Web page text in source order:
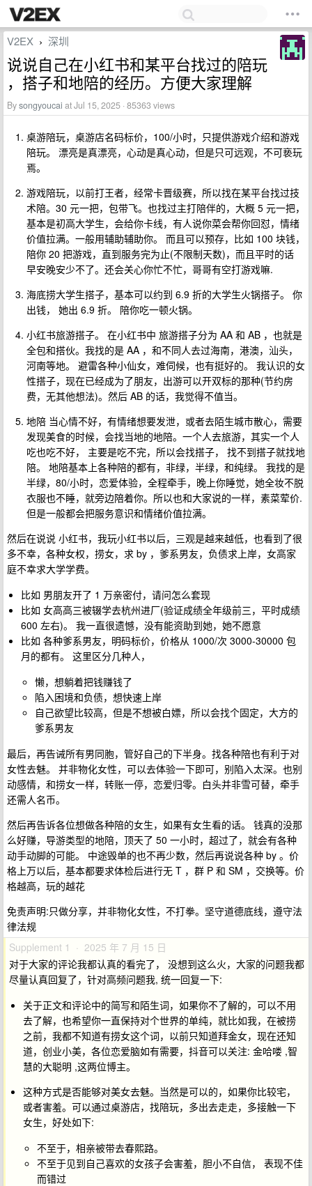
V2EX › 深圳
说说自己在小红书和某平台找过的陪玩
，搭子和地陪的经历。方便大家理解
Bysongyoucai at Jul 15, 2025 · 85363 views
桌游陪玩，桌游店名码标价，100/小时，只提供游戏介绍和游戏
陪玩。 漂亮是真漂亮，心动是真心动，但是只可远观，不可亵玩
焉。
游戏陪玩，以前打王者，经常卡晋级赛，所以找在某平台找过技
术陪。30 元一把，包带飞。也找过主打陪伴的，大概 5 元一把，
基本是初高大学生，会给你卡线，有人说你菜会帮你回怼，情绪
价值拉满。一般用辅助辅助你。 而且可以预存，比如 100 块钱，
陪你 20 把游戏，直到服务完为止(不限制天数)，而且平时的话
早安晚安少不了。还会关心你忙不忙，哥哥有空打游戏嘛.
海底捞大学生搭子，基本可以约到 6.9 折的大学生火锅搭子。 你
出钱， 她出 6.9 折。 陪你吃一顿火锅。
小红书旅游搭子。 在小红书中 旅游搭子分为 AA 和 AB ，也就是
全包和搭伙。我找的是 AA ，和不同人去过海南，港澳，汕头，
河南等地。 避雷各种小仙女，难伺候，也有挺好的。 我认识的女
性搭子，现在已经成为了朋友，出游可以开双标的那种(节约房
费，无其他想法)。然后 AB 的话，我觉得不值当。
地陪 当心情不好，有情绪想要发泄，或者去陌生城市散心，需要
发现美食的时候，会找当地的地陪。一个人去旅游，其实一个人
吃也吃不好， 主要是吃不完，所以会找搭子， 找不到搭子就找地
陪。 地陪基本上各种陪的都有，非绿，半绿，和纯绿。 我找的是
半绿，80/小时，恋爱体验，全程牵手，晚上你睡觉，她全妆不脱
衣服也不睡，就旁边陪着你。所以也和大家说的一样，素菜荤价.
但是一般都会把服务意识和情绪价值拉满。
然后在说说 小红书，我玩小红书以后，三观是越来越低，也看到了很
多不幸，各种女权，捞女，求 by ，爹系男友，负债求上岸，女高家
庭不幸求大学学费。
比如 男朋友开了 1 万亲密付，请问怎么套现
比如 女高高三被辍学去杭州进厂(验证成绩全年级前三，平时成绩
600 左右)。 我一直很遗憾，没有能资助到她，她不愿意
比如 各种爹系男友，明码标价，价格从 1000/次 3000-30000 包
月的都有。 这里区分几种人，
懒，想躺着把钱赚钱了
陷入困境和负债，想快速上岸
自己欲望比较高，但是不想被白嫖，所以会找个固定，大方的
爹系男友
最后，再告诫所有男同胞，管好自己的下半身。找各种陪也有利于对
女性去魅。 并非物化女性，可以去体验一下即可，别陷入太深。也别
动感情，和捞女一样，转账一停，恋爱归零。白头并非雪可替，牵手
还需人名币。
然后再告诉各位想做各种陪的女生，如果有女生看的话。 钱真的没那
么好赚，导游类型的地陪，顶天了 50 一小时，超过了，就会有各种
动手动脚的可能。 中途毁单的也不再少数，然后再说说各种 by 。价
格上万以后，基本都要求体检后进行无 T ，群 P 和 SM ，交换等。价
格越高，玩的越花
免责声明:只做分享，并非物化女性，不打拳。坚守道德底线，遵守法
律法规
Supplement 1 · 2025 年 7 月 15 日
对于大家的评论我都认真的看完了， 没想到这么火，大家的问题我都
尽量认真回复了，针对高频问题我, 统一回复一下:
关于正文和评论中的简写和陌生词，如果你不了解的，可以不用
去了解，也希望你一直保持对个世界的单纯，就比如我，在被捞
之前，我都不知道有捞女这个词，以前只知道拜金女，现在还知
道，创业小美，各位恋爱脑如有需要，抖音可以关注: 金哈喽 ,智
慧的大聪明 ,这两位博主。
这种方式是否能够对美女去魅。当然是可以的，如果你比较宅，
或者害羞。可以通过桌游店，找陪玩，多出去走走，多接触一下
女生，好处如下:
不至于，相亲被带去春熙路。
不至于见到自己喜欢的女孩子会害羞，胆小不自信， 表现不佳
而错过